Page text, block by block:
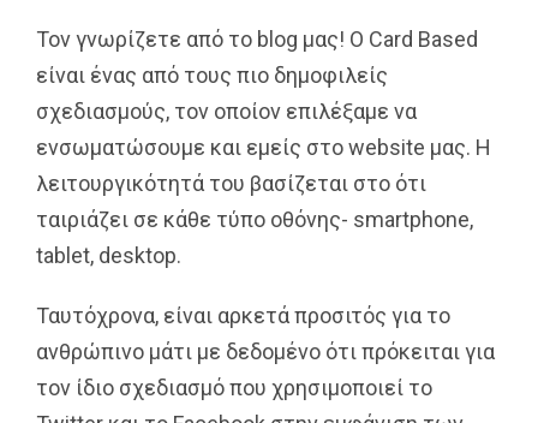
Τον γνωρίζετε από το blog μας! Ο Card Based
είναι ένας από τους πιο δημοφιλείς
σχεδιασμούς, τον οποίον επιλέξαμε να
ενσωματώσουμε και εμείς στο website μας. Η
λειτουργικότητά του βασίζεται στο ότι
ταιριάζει σε κάθε τύπο οθόνης- smartphone,
tablet, desktop.
Ταυτόχρονα, είναι αρκετά προσιτός για το
ανθρώπινο μάτι με δεδομένο ότι πρόκειται για
τον ίδιο σχεδιασμό που χρησιμοποιεί το